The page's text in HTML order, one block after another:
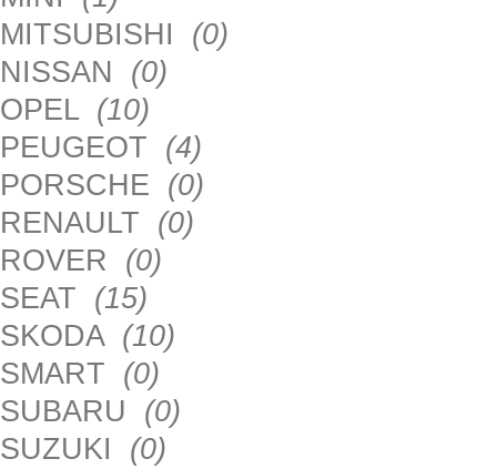
MITSUBISHI (0)
NISSAN (0)
OPEL (10)
PEUGEOT (4)
PORSCHE (0)
RENAULT (0)
ROVER (0)
SEAT (15)
SKODA (10)
SMART (0)
SUBARU (0)
SUZUKI (0)